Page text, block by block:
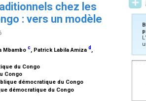
chez les
: vers un modèle
Mbambo c, Patrick Labila Amiza d ,
du Congo
Congo
démocratique du Congo
démocratique du Congo